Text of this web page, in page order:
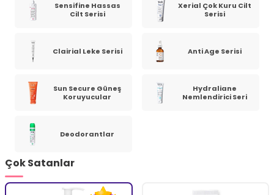
Sensifine Hassas
Cilt Serisi
Xerial Çok Kuru Cilt
Serisi
Clairial Leke Serisi Anti Age Serisi
Sun Secure Güneş
Koruyucular
Hydraliane
Nemlendirici Seri
Deodorantlar
Çok Satanlar